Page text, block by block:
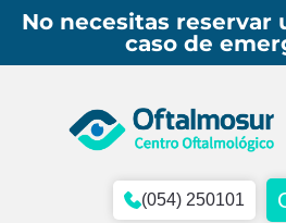
No necesitas reservar
caso de
(054) 250101